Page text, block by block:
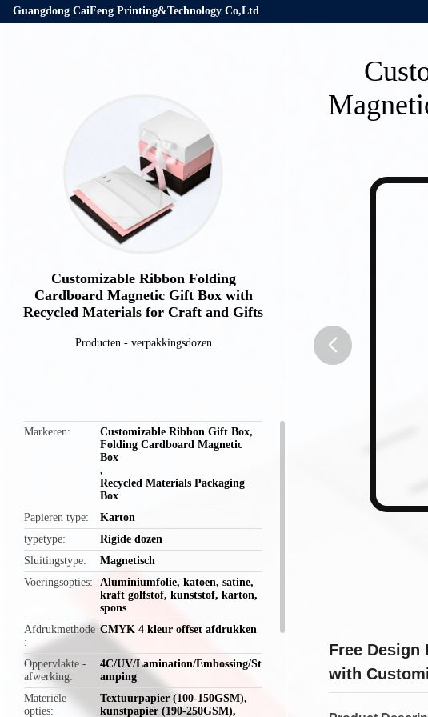
Guangdong CaiFeng Printing&Technology Co,Ltd
Customizable Ribbon Folding
Cardboard Magnetic Gift Box with
Recycled Materials for Craft and Gifts
Producten - verpakkingsdozen
Markeren Customizable Ribbon Gift Box,
Folding Cardboard Magnetic
Box
,
Recycled Materials Packaging
Box
Papieren type
Karton
typetype
Rigide dozen
Sluitingstype
Magnetisch
Voeringsopties
Aluminiumfolie, katoen, satine,
kraft golfstof, kunststof, karton,
spons
Afdrukmethode CMYK 4 kleur offset afdrukken
Oppervlakte -
afwerking
4C/UV/Lamination/Embossing/St
amping
Materiële
opties
Textuurpapier (100-150GSM),
kunstpapier (190-250GSM),
Free
with